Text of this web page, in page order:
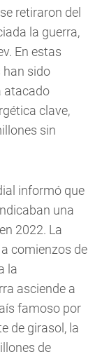
retiraron del
la guerra,
En estas
han sido
atacado
clave,
sin
informó que
una
2022. La
comienzos de
la
asciende a
famoso por
de girasol, la
de